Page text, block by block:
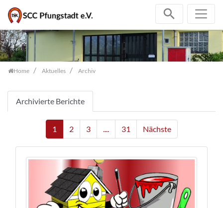
Zum Inhalt springen
Home Aktuelles Archiv
Archivierte Berichte
1 2 3 31 Nächste